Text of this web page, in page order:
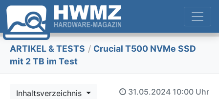
ARTIKEL & TESTS / Crucial T500 NVMe SSD
mit 2 TB im Test
Inhaltsverzeichnis 31.05.2024 10:00 Uhr